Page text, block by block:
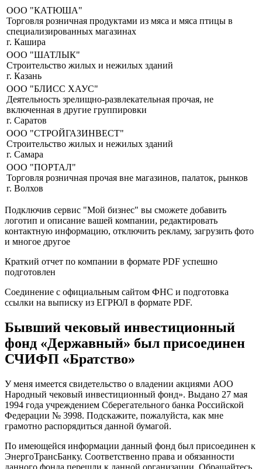
ООО "КАТЮША"
Торговля розничная продуктами из мяса и мяса птицы в
специализированных магазинах
г. Кашира
ООО "ШАТЛЫК"
Строительство жилых и нежилых зданий
г. Казань
ООО "БЛИСС ХАУС"
Деятельность зрелищно-развлекательная прочая, не
включенная в другие группировки
г. Саратов
ООО "СТРОЙГАЗИНВЕСТ"
Строительство жилых и нежилых зданий
г. Самара
ООО "ПОРТАЛ"
Торговля розничная прочая вне магазинов, палаток, рынков
г. Волхов
Подключив сервис "Мой бизнес" вы сможете добавить
логотип и описание вашей компании, редактировать
контактную информацию, отключить рекламу, загрузить фото
и многое другое
Краткий отчет по компании в формате PDF успешно
подготовлен
Соединение с официальным сайтом ФНС и подготовка
ссылки на выписку из ЕГРЮЛ в формате PDF.
Бывший чековый инвестиционный
фонд «Державный» был присоединен
СЧИФП «Братство»
У меня имеется свидетельство о владении акциями АОО
Народный чековый инвестиционный фонд». Выдано 27 мая
1994 года учреждением Сберегательного банка Российской
Федерации № 3998. Подскажите, пожалуйста, как мне
грамотно распорядиться данной бумагой.
По имеющейся информации данный фонд был присоединен к
ЭнергоТрансБанку. Соответственно права и обязанности